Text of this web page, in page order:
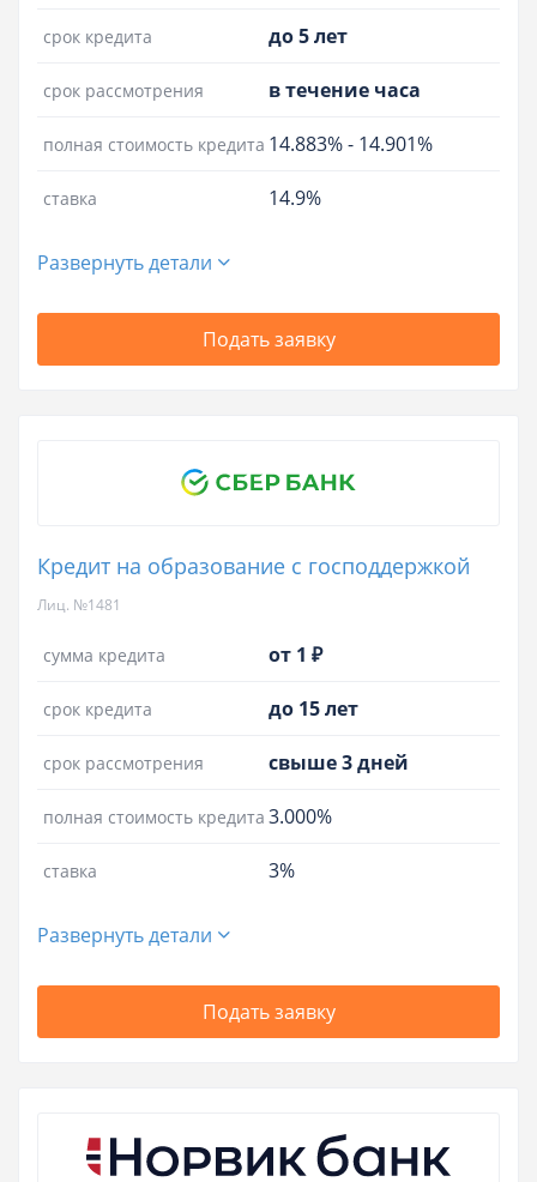
срок кредита до 5 лет
срок рассмотрения в течение часа
полная стоимость кредита 14.883%- 14.901%
ставка 14.9%
Развернуть детали
Подать заявку
Кредит на образование с господдержкой
Лиц. №1481
сумма кредита от 1 ₽
срок кредита до 15 лет
срок рассмотрения свыше 3 дней
полная стоимость кредита 3.000%
ставка 3%
Развернуть детали
Подать заявку